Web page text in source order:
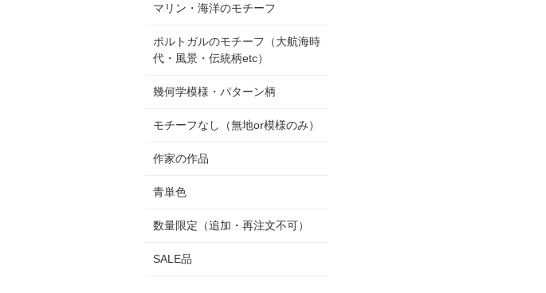
マリン・海洋のモチーフ
ポルトガルのモチーフ（大航海時
代・風景・伝統柄etc）
幾何学模様・パターン柄
モチーフなし（無地or模様のみ）
作家の作品
青単色
数量限定（追加・再注文不可）
SALE品